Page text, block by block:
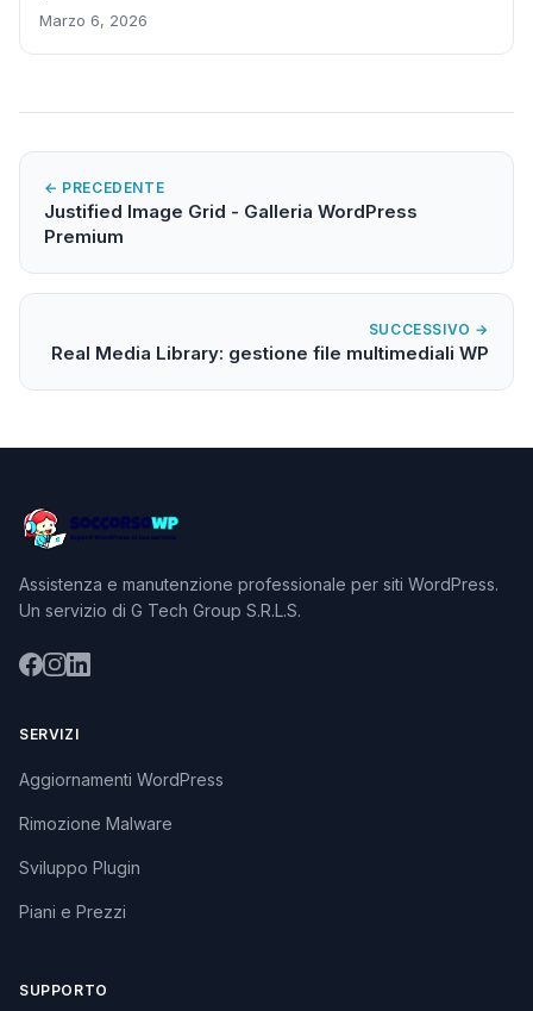
Marzo 6, 2026
← PRECEDENTE
Justified Image Grid - Galleria WordPress
Premium
SUCCESSIVO →
Real Media Library: gestione file multimediali WP
Assistenza e manutenzione professionale per siti WordPress.
Un servizio di G Tech Group S.R.L.S.
SERVIZI
Aggiornamenti WordPress
Rimozione Malware
Sviluppo Plugin
Piani e Prezzi
SUPPORTO